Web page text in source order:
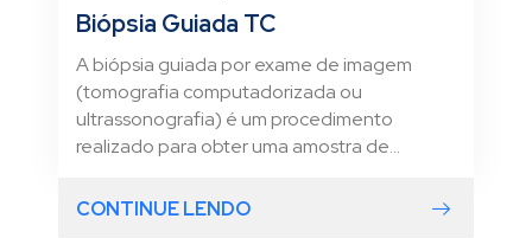
Biópsia Guiada TC
A biópsia guiada por exame de imagem
(tomografia computadorizada ou
ultrassonografia) é um procedimento
realizado para obter uma amostra de...
CONTINUE LENDO